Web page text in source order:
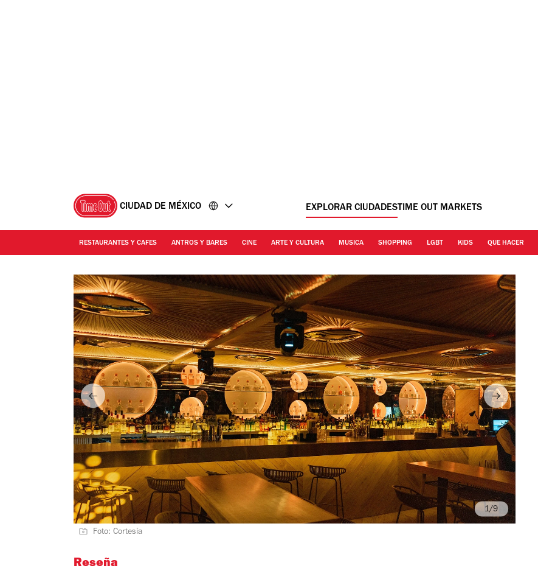
CIUDAD DE MÉXICO EXPLORAR CIUDADESTIME OUT MARKETS
RESTAURANTES Y CAFES ANTROS Y BARES CINE ARTE Y CULTURA MUSICA SHOPPING LGBT KIDS QUE HACER
Foto: Cortesía
/9
Reseña